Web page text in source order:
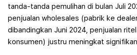
tanda-tanda pemulihan di bulan Juli
penjualan wholesales (pabrik ke
dibandingkan Juni 2024, penjualan
konsumen) justru meningkat